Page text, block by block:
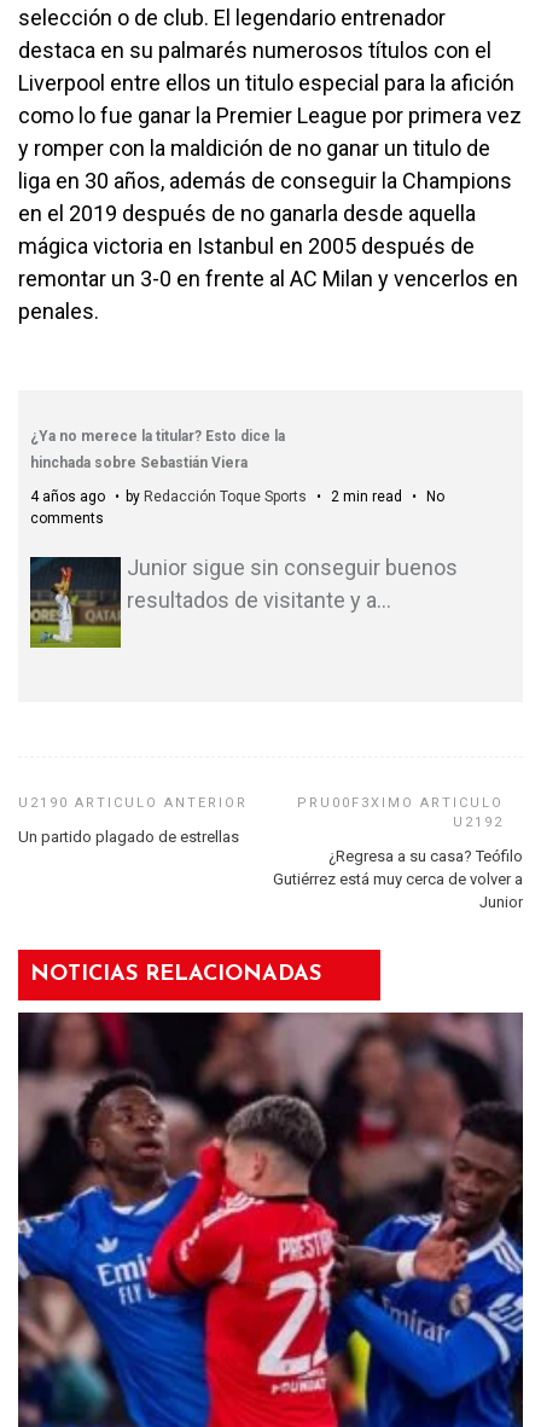
selección o de club. El legendario entrenador
destaca en su palmarés numerosos títulos con el
Liverpool entre ellos un titulo especial para la afición
como lo fue ganar la Premier League por primera vez
y romper con la maldición de no ganar un titulo de
liga en 30 años, además de conseguir la Champions
en el 2019 después de no ganarla desde aquella
mágica victoria en Istanbul en 2005 después de
remontar un 3-0 en frente al AC Milan y vencerlos en
penales.
¿Ya no merece la titular? Esto dice la
hinchada sobre Sebastián Viera
4 años ago
by Redacción Toque Sports 2 min read
No
comments
Junior sigue sin conseguir buenos
resultados de visitante y a…
Un partido plagado de estrellas
¿Regresa a su casa? Teófilo
Gutiérrez está muy cerca de volver a
Junior
NOTICIAS RELACIONADAS